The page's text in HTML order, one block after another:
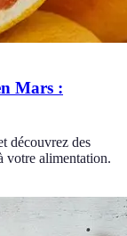
Mars :
découvrez des
votre alimentation.